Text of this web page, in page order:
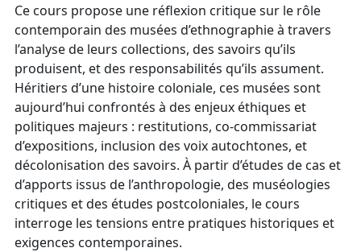
Ce cours propose une réflexion critique sur le rôle
contemporain des musées d’ethnographie à travers
l’analyse de leurs collections, des savoirs qu’ils
produisent, et des responsabilités qu’ils assument.
Héritiers d’une histoire coloniale, ces musées sont
aujourd’hui confrontés à des enjeux éthiques et
politiques majeurs : restitutions, co-commissariat
d’expositions, inclusion des voix autochtones, et
décolonisation des savoirs. À partir d’études de cas et
d’apports issus de l’anthropologie, des muséologies
critiques et des études postcoloniales, le cours
interroge les tensions entre pratiques historiques et
exigences contemporaines.